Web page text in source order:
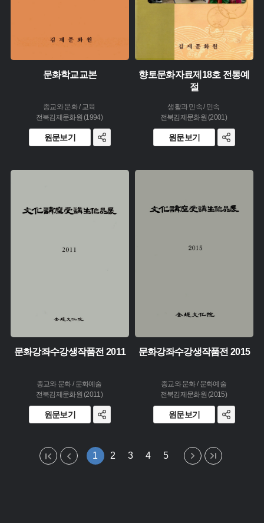
문화학교교본
종교와 문화 / 교육
전북김제문화원 (1994)
원문보기
향토문화자료제18호 전통예
절
생활과 민속 / 민속
전북김제문화원 (2001)
원문보기
주제 :
문화강좌수강생작품전 2011
종교와 문화 / 문화예술
전북김제문화원 (2011)
원문보기
주제 :
문화강좌수강생작품전 2015
종교와 문화 / 문화예술
전북김제문화원 (2015)
원문보기
1 2 3 4 5